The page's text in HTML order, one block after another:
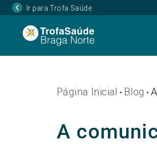
Ir para Trofa Saúde
Página Inicial • Blog •
A